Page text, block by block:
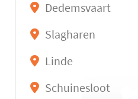
Dedemsvaart
Slagharen
Linde
Schuinesloot